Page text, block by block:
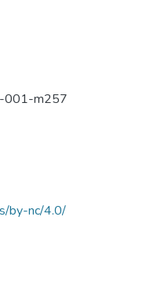
m257
by-nc/4.0/